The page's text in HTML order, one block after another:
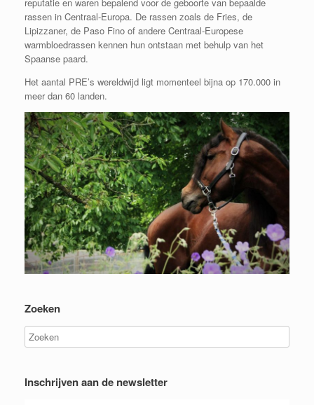
rassen in Centraal-Europa. De rassen zoals de Fries, de
Lipizzaner, de Paso Fino of andere Centraal-Europese
warmbloedrassen kennen hun ontstaan met behulp van het
Spaanse paard.
Het aantal PRE’s wereldwijd ligt momenteel bijna op 170.000 in
meer dan 60 landen.
Zoeken
Inschrijven aan de newsletter